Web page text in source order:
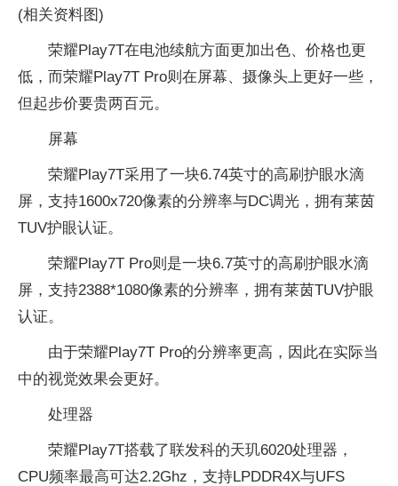
(相关资料图)
荣耀Play7T在电池续航方面更加出色、价格也更
低，而荣耀Play7T Pro则在屏幕、摄像头上更好一些，
但起步价要贵两百元。
屏幕
荣耀Play7T采用了一块6.74英寸的高刷护眼水滴
屏，支持1600x720像素的分辨率与DC调光，拥有莱茵
TUV护眼认证。
荣耀Play7T Pro则是一块6.7英寸的高刷护眼水滴
屏，支持2388*1080像素的分辨率，拥有莱茵TUV护眼
认证。
由于荣耀Play7T Pro的分辨率更高，因此在实际当
中的视觉效果会更好。
处理器
荣耀Play7T搭载了联发科的天玑6020处理器，
CPU频率最高可达2.2Ghz，支持LPDDR4X与UFS